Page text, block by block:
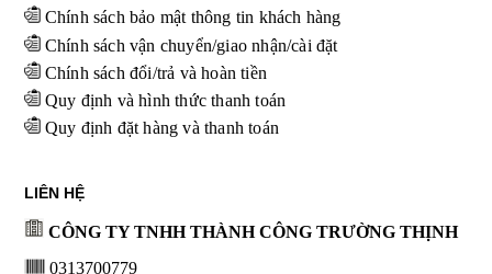
Chính sách bảo mật thông tin khách hàng
Chính sách vận chuyển/giao nhận/cài đặt
Chính sách đổi/trả và hoàn tiền
Quy định và hình thức thanh toán
Quy định đặt hàng và thanh toán
LIÊN HỆ
CÔNG TY TNHH THÀNH CÔNG TRƯỜNG THỊNH
0313700779